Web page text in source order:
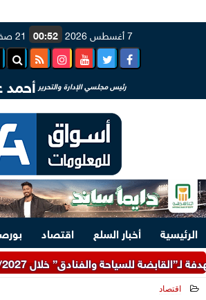
7 أغسطس 2026 00:52 21 صفر 1448
رئيس مجلسي الإدارة والتحرير أحمد
الرئيسية أخبار السلع اقتصاد
اقتصاد